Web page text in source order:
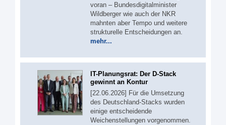
voran – Bundesdigitalminister
Wildberger wie auch der NKR
mahnten aber Tempo und weitere
strukturelle Entscheidungen an.
mehr...
IT-Planungsrat: Der D-Stack
gewinnt an Kontur
[22.06.2026] Für die Umsetzung
des Deutschland-Stacks wurden
einige entscheidende
Weichenstellungen vorgenommen.